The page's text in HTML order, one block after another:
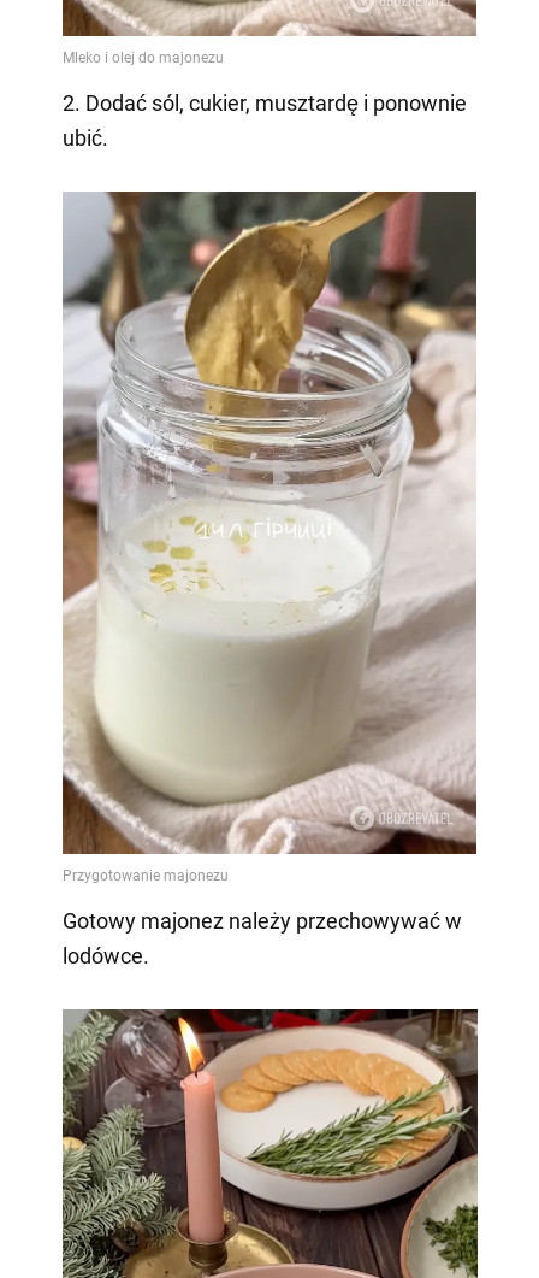
2. Dodać sól, cukier, musztardę i ponownie
ubić.
Gotowy majonez należy przechowywać w
lodówce.